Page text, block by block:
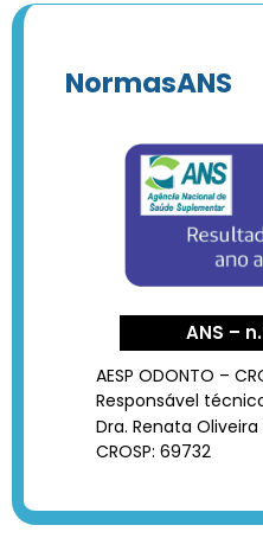
NormasANS
ANS –
AESP ODONTO –
Responsável
Dra. Renata
CROSP: 69732